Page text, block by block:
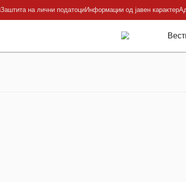
Заштита на лични податоциИнформации од јавен карактер